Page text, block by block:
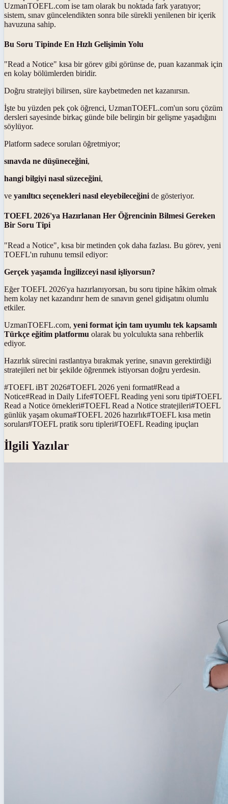
UzmanTOEFL.com ise tam olarak bu noktada fark yaratıyor;
sistem, sınav güncelendikten sonra bile sürekli yenilenen bir içerik
havuzuna sahip.
Bu Soru Tipinde En Hızlı Gelişimin Yolu
"Read a Notice" kısa bir görev gibi görünse de, puan kazanmak için
en kolay bölümlerden biridir.
Doğru stratejiyi bilirsen, süre kaybetmeden net kazanırsın.
İşte bu yüzden pek çok öğrenci, UzmanTOEFL.com'un soru çözüm
dersleri sayesinde birkaç günde bile belirgin bir gelişme yaşadığını
söylüyor.
Platform sadece soruları öğretmiyor;
sınavda ne düşüneceğini,
hangi bilgiyi nasıl süzeceğini,
ve yanıltıcı seçenekleri nasıl eleyebileceğini de gösteriyor.
TOEFL 2026'ya Hazırlanan Her Öğrencinin Bilmesi Gereken
Bir Soru Tipi
"Read a Notice", kısa bir metinden çok daha fazlası. Bu görev, yeni
TOEFL'ın ruhunu temsil ediyor:
Gerçek yaşamda İngilizceyi nasıl işliyorsun?
Eğer TOEFL 2026'ya hazırlanıyorsan, bu soru tipine hâkim olmak
hem kolay net kazandırır hem de sınavın genel gidişatını olumlu
etkiler.
UzmanTOEFL.com, yeni format için tam uyumlu tek kapsamlı
Türkçe eğitim platformu olarak bu yolculukta sana rehberlik
ediyor.
Hazırlık sürecini rastlantıya bırakmak yerine, sınavın gerektirdiği
stratejileri net bir şekilde öğrenmek istiyorsan doğru yerdesin.
#TOEFL iBT 2026#TOEFL 2026 yeni format#Read a
Notice#Read in Daily Life#TOEFL Reading yeni soru tipi#TOEFL
Read a Notice örnekleri#TOEFL Read a Notice stratejileri#TOEFL
günlük yaşam okuma#TOEFL 2026 hazırlık#TOEFL kısa metin
soruları#TOEFL pratik soru tipleri#TOEFL Reading ipuçları
İlgili Yazılar